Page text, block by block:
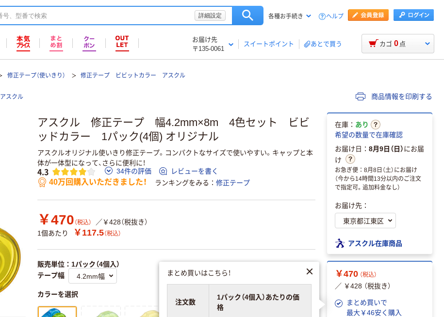
詳細設定 各種お手続き ヘルプ
お届け先
〒135-0061
スイートポイント あとで買う カゴ 0 点
修正テープ（使いきり） 修正テープ ビビットカラー アスクル
アスクル 商品情報を印刷する
アスクル 修正テープ 幅4.2mm×8m 4色セット ビビ
ッドカラー 1パック(4個) オリジナル
アスクルオリジナル使いきり修正テープ。コンパクトなサイズで使いやすい。キャップと本
体が一体型になって、さらに便利に！
4.3 34件の評価 レビューを書く
40万回購入いただきました！ ランキングをみる 修正テープ
￥470 （税込）
／￥428（税抜き）
1個あたり
￥117.5（税込）
販売単位：1パック（4個入）
テープ幅
カラーを選択
在庫： あり
希望の数量で在庫確認
お届け日： 8月9日（日）にお届
け
お急ぎ便：8月8日（土）にお届け
（今から14時間13分以内のご注文
で指定可。追加料金なし）
お届け先：
アスクル在庫商品
￥470 （税込）
／ ￥428 （税抜き）
まとめ買いで
最大￥46安く購入
まとめ買いはこちら！
注文数
1パック（4個入）あたりの価
格